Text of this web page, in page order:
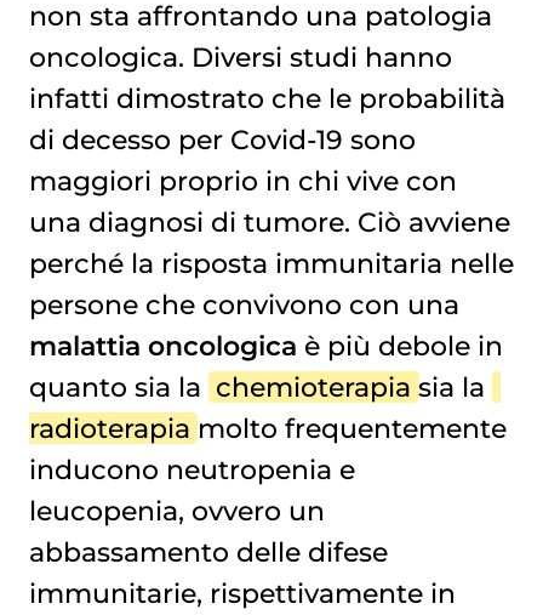
non sta affrontando una patologia
oncologica. Diversi studi hanno
infatti dimostrato che le probabilità
di decesso per Covid-19 sono
maggiori proprio in chi vive con
una diagnosi di tumore. Ciò avviene
perché la risposta immunitaria nelle
persone che convivono con una
malattia oncologica è più debole in
quanto sia la chemioterapia sia la
radioterapia molto frequentemente
inducono neutropenia e
leucopenia, ovvero un
abbassamento delle difese
immunitarie, rispettivamente in